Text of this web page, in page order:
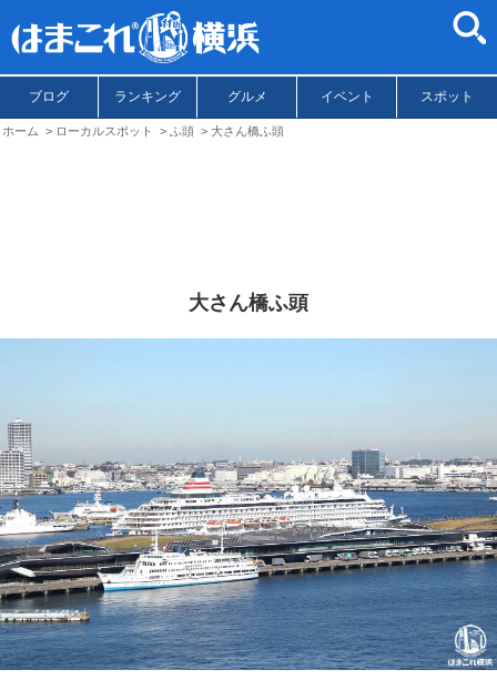
ブログ ランキング グルメ イベント スポット
ホーム ローカルスポット ふ頭 大さん橋ふ頭
大さん橋ふ頭